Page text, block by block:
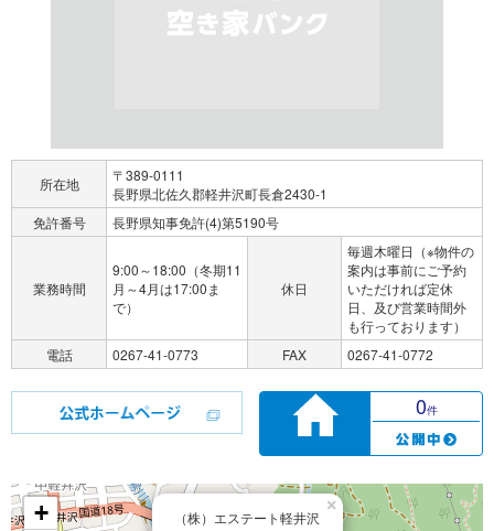
所在地
〒389-0111
長野県北佐久郡軽井沢町長倉2430-1
免許番号
長野県知事免許(4)第5190号
業務時間
9:00～18:00（冬期11
月～4月は17:00ま
で）
休日
毎週木曜日（※物件の
案内は事前にご予約
いただければ定休
日、及び営業時間外
も行っております）
電話
0267-41-0773 FAX 0267-41-0772
0件
（株）エステート軽井沢
×
+